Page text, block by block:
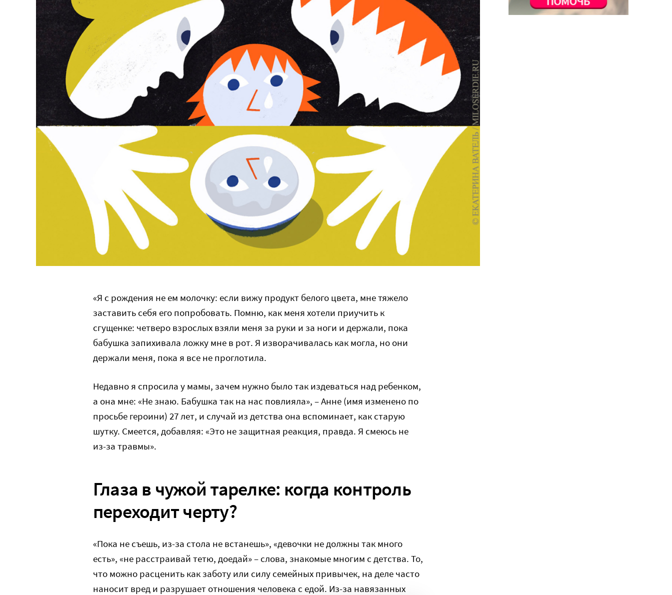
«Я с рождения не ем молочку: если вижу продукт белого цвета, мне тяжело
заставить себя его попробовать. Помню, как меня хотели приучить к
сгущенке: четверо взрослых взяли меня за руки и за ноги и держали, пока
бабушка запихивала ложку мне в рот. Я изворачивалась как могла, но они
держали меня, пока я все не проглотила.
Недавно я спросила у мамы, зачем нужно было так издеваться над ребенком,
а она мне: «Не знаю. Бабушка так на нас повлияла», – Анне (имя изменено по
просьбе героини) 27 лет, и случай из детства она вспоминает, как старую
шутку. Смеется, добавляя: «Это не защитная реакция, правда. Я смеюсь не
из-за травмы».
Глаза в чужой тарелке: когда контроль
переходит черту?
«Пока не съешь, из-за стола не встанешь», «девочки не должны так много
есть», «не расстраивай тетю, доедай» – слова, знакомые многим с детства. То,
что можно расценить как заботу или силу семейных привычек, на деле часто
наносит вред и разрушает отношения человека с едой. Из-за навязанных